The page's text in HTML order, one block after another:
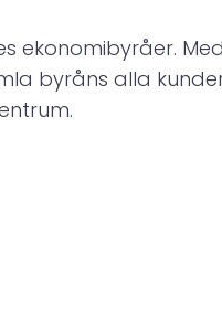
ekonomibyråer.
byråns alla